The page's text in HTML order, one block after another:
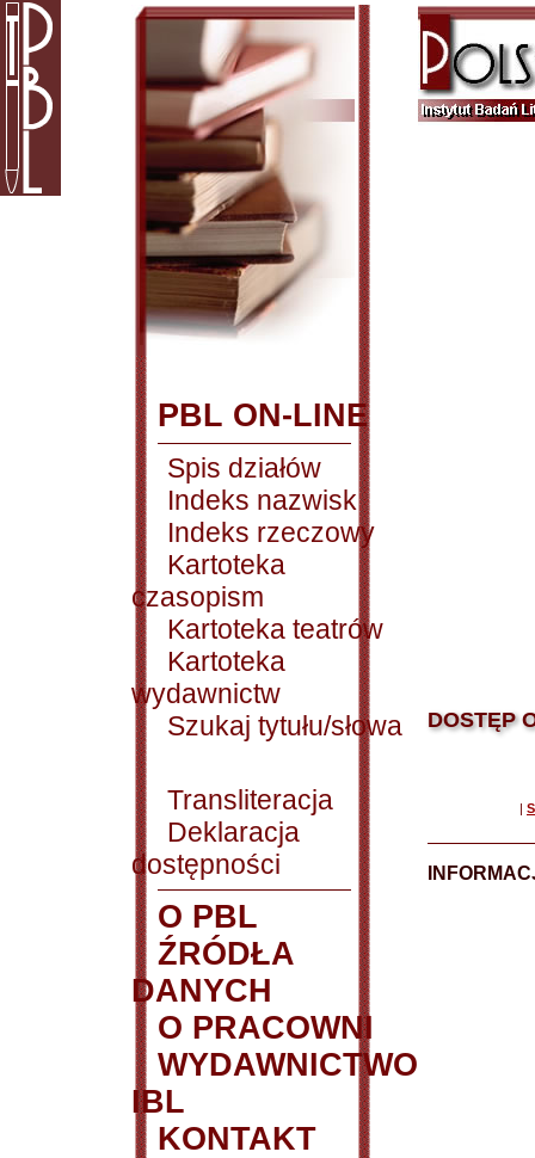
PBL ON-LINE
Spis działów
Indeks nazwisk
Indeks rzeczowy
Kartoteka
czasopism
Kartoteka teatrów
Kartoteka
wydawnictw
Szukaj tytułu/słowa
Transliteracja
Deklaracja
dostępności
O PBL
ŹRÓDŁA
DANYCH
O PRACOWNI
WYDAWNICTWO
IBL
KONTAKT
DOSTĘP
|